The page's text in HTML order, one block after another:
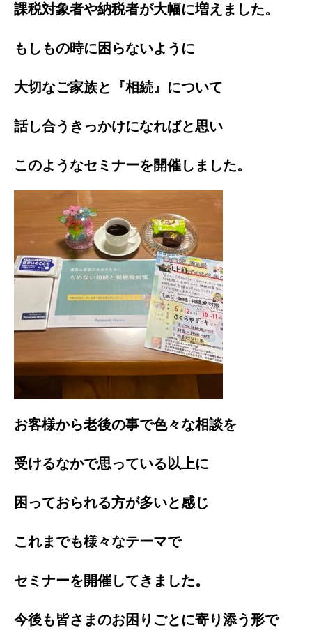
課税対象者や納税者が大幅に増えました。
もしもの時に困らないように
大切なご家族と『相続』について
話し合うきっかけになればと思い
このようなセミナーを開催しました。
お客様から老後の事で色々な相談を
受けるなかで思っている以上に
困っておられる方が多いと感じ
これまでも様々なテーマで
セミナーを開催してきました。
今後も皆さまのお困りごとに寄り添う形で